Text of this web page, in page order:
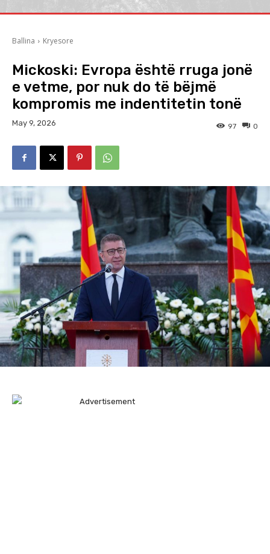
Ballina Kryesore
Mickoski: Evropa është rruga jonë
e vetme, por nuk do të bëjmë
kompromis me indentitetin tonë
May 9, 2026 0
97